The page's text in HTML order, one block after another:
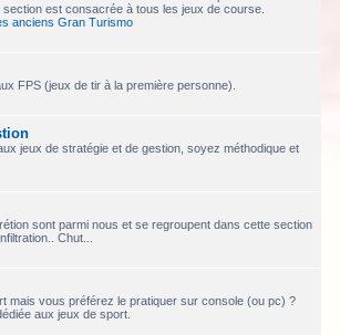
est consacrée à tous les jeux de course.
anciens Gran Turismo
FPS (jeux de tir à la première personne).
jeux de stratégie et de gestion, soyez méthodique et
sont parmi nous et se regroupent dans cette section
Chut...
mais vous préférez le pratiquer sur console (ou pc) ?
aux jeux de sport.